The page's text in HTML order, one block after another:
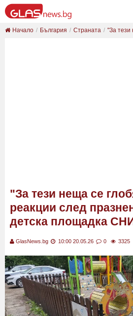
Начало България Страната "За тези
"За тези неща се
реакции след
детска площадка
GlasNews.bg 10:00 20.05.26 0 3325